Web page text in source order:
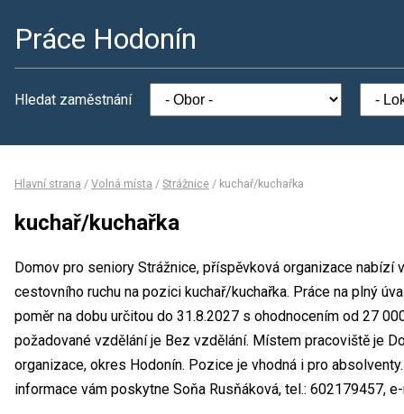
Práce Hodonín
Hledat zaměstnání
Hlavní strana / Volná místa / Strážnice / kuchař/kuchařka
kuchař/kuchařka
Domov pro seniory Strážnice, příspěvková organizace nabízí
cestovního ruchu na pozici kuchař/kuchařka. Práce na plný
poměr na dobu určitou do 31.8.2027 s ohodnocením od 27
požadované vzdělání je Bez vzdělání. Místem pracoviště je
organizace, okres Hodonín. Pozice je vhodná i pro
informace vám poskytne Soňa Rusňáková, tel.: 602179457,